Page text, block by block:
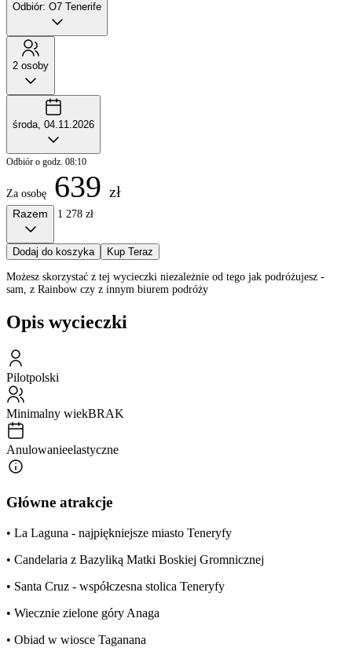
Odbiór: O7 Tenerife
2 osoby
środa, 04.11.2026
Odbiór o godz. 08:10
Za osobę 639 zł
Razem 1 278 zł
Dodaj do koszyka Kup Teraz
Możesz skorzystać z tej wycieczki niezależnie od tego jak podróżujesz -
sam, z Rainbow czy z innym biurem podróży
Opis wycieczki
Pilotpolski
Minimalny wiekBRAK
Anulowanieelastyczne
Główne atrakcje
• La Laguna - najpiękniejsze miasto Teneryfy
• Candelaria z Bazyliką Matki Boskiej Gromnicznej
• Santa Cruz - współczesna stolica Teneryfy
• Wiecznie zielone góry Anaga
• Obiad w wiosce Taganana